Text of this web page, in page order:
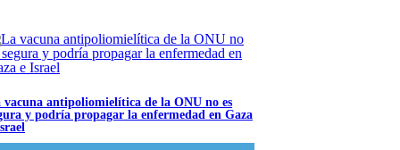
vacuna antipoliomielítica de la ONU no es
y podría propagar la enfermedad en Gaza